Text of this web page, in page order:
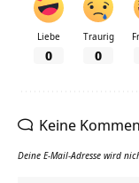
Liebe
0
Traurig
0
Keine
Deine E-Mail-Adresse wird